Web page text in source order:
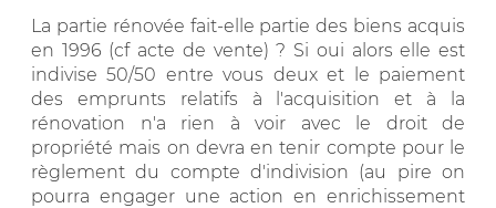
La partie rénovée fait-elle partie des biens acquis
en 1996 (cf acte de vente) ? Si oui alors elle est
indivise 50/50 entre vous deux et le paiement
des emprunts relatifs à l'acquisition et à la
rénovation n'a rien à voir avec le droit de
propriété mais on devra en tenir compte pour le
règlement du compte d'indivision (au pire on
pourra engager une action en enrichissement